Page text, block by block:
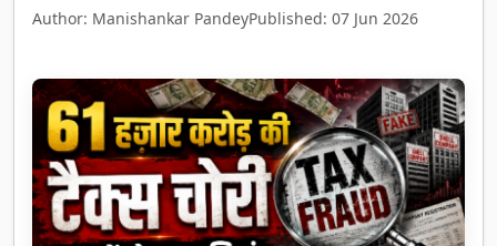
Author: Manishankar PandeyPublished: 07 Jun 2026